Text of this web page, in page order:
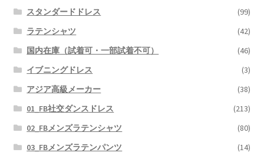
スタンダードドレス
(99)
ラテンシャツ
(42)
国内在庫（試着可・一部試着不可）
(46)
イブニングドレス
(3)
アジア高級メーカー
(38)
01_FB社交ダンスドレス
(213)
02_FBメンズラテンシャツ
(80)
03_FBメンズラテンパンツ
(14)